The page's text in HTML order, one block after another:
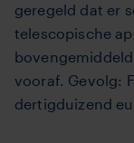
geregeld dat er
telescopische
vooraf. Gevolg:
dertigduizend